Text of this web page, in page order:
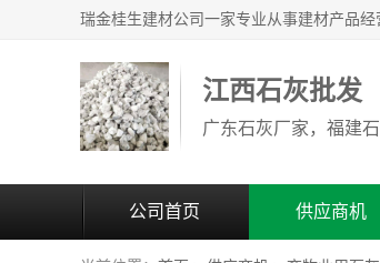
江西石灰批发
公司首页 供应商机